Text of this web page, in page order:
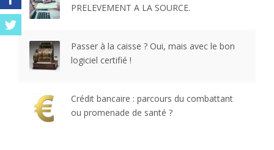
PRELEVEMENT A LA SOURCE.
Passer à la caisse ? Oui, mais avec le bon
logiciel certifié !
Crédit bancaire : parcours du combattant
ou promenade de santé ?